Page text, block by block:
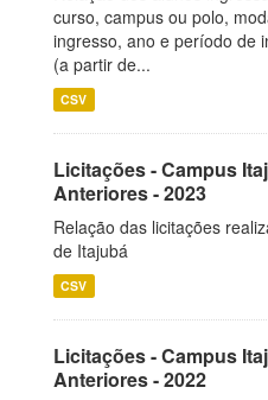
curso, campus ou polo,
ingresso, ano e período de
(a partir de...
CSV
Licitações - Campus
Anteriores - 2023
Relação das licitações
de Itajubá
CSV
Licitações - Campus
Anteriores - 2022